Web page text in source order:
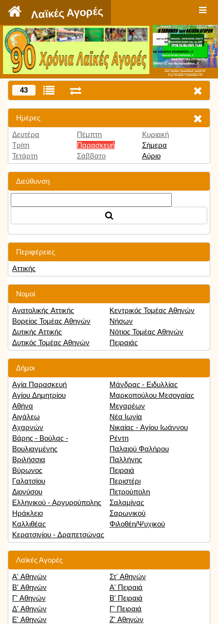
Λαϊκές Αγορές
Πατήστε εδώ για να δείτε την εκπομπή
την Τρίτη 9:00 μμ και κάθε Τρίτη
43
Ημέρες
Δευτέρα
Τρίτη
Τετάρτη
Πέμπτη
Παρασκευή
Σάββατο
Κυριακή
Σήμερα
Αύριο
Διεύθυνση
Περιφέρειες
Αττικής
Νομοί
Ανατολικής Αττικής
Βορείος Τομέας Αθηνών
Δυτικής Αττικής
Δυτικός Τομέας Αθηνών
Κεντρικός Τομέας Αθηνών
Νήσων
Νότιος Τομέας Αθηνών
Πειραιάς
Δήμοι
Αγία Παρασκευή
Αγίου Δημητρίου
Αθήνα
Αιγάλεω
Αχαρνών
Βάρης - Βούλας -
Βουλιαγμένης
Βριλήσσια
Βύρωνος
Γαλατσίου
Διονύσου
Ελληνικού - Αργυρούπολης
Ηράκλειο
Καλλιθέας
Κερατσινίου - Δραπετσώνας
Μάνδρας - Ειδυλλίας
Μαρκοπούλου Μεσογαίας
Μεγαρέων
Νέα Ιωνία
Νικαίας - Αγίου Ιωάννου
Ρέντη
Παλαιού Φαλήρου
Παλλήνης
Πειραιά
Περιστέρι
Πετρούπολη
Σαλαμίνας
Σαρωνικού
Φιλοθέη/Ψυχικού
Λαϊκές Αγορές
Α' Αθηνών
Β' Αθηνών
Γ' Αθηνών
Δ' Αθηνών
Ε' Αθηνών
Στ' Αθηνών
Α' Πειραιά
Β' Πειραιά
Γ' Πειραιά
Ζ' Αθηνών